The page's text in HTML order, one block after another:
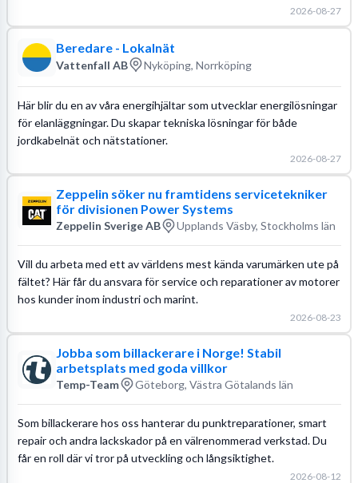
2026-08-27
Beredare - Lokalnät
Vattenfall AB Nyköping, Norrköping
Här blir du en av våra energihjältar som utvecklar energilösningar
för elanläggningar. Du skapar tekniska lösningar för både
jordkabelnät och nätstationer.
2026-08-27
Zeppelin söker nu framtidens servicetekniker
för divisionen Power Systems
Zeppelin Sverige AB Upplands Väsby, Stockholms län
Vill du arbeta med ett av världens mest kända varumärken ute på
fältet? Här får du ansvara för service och reparationer av motorer
hos kunder inom industri och marint.
2026-08-23
Jobba som billackerare i Norge! Stabil
arbetsplats med goda villkor
Temp-Team Göteborg, Västra Götalands län
Som billackerare hos oss hanterar du punktreparationer, smart
repair och andra lackskador på en välrenommerad verkstad. Du
får en roll där vi tror på utveckling och långsiktighet.
2026-08-12